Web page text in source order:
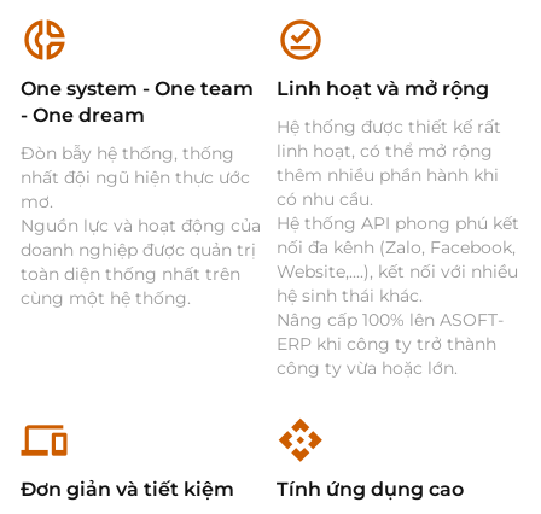
One system - One team
- One dream
Đòn bẫy hệ thống, thống
nhất đội ngũ hiện thực ước
mơ.
Nguồn lực và hoạt động của
doanh nghiệp được quản trị
toàn diện thống nhất trên
cùng một hệ thống.
Linh hoạt và mở rộng
Hệ thống được thiết kế rất
linh hoạt, có thể mở rộng
thêm nhiều phần hành khi
có nhu cầu.
Hệ thống API phong phú kết
nối đa kênh (Zalo, Facebook,
Website,....), kết nối với nhiều
hệ sinh thái khác.
Nâng cấp 100% lên ASOFT-
ERP khi công ty trở thành
công ty vừa hoặc lớn.
Đơn giản và tiết kiệm Tính ứng dụng cao